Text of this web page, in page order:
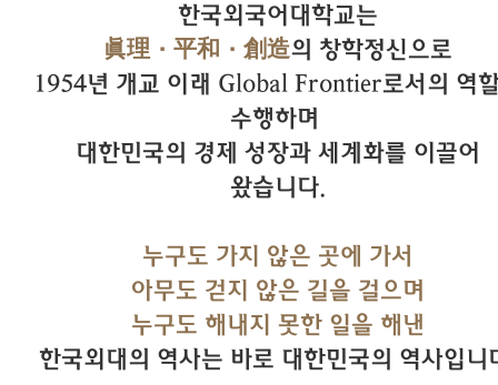
한국외국어대학교는
眞理·平和·創造의 창학정신으로
1954년 개교 이래 Global Frontier로서의 역
수행하며
대한민국의 경제 성장과 세계화를 이끌어
왔습니다.
누구도 가지 않은 곳에 가서
아무도 걷지 않은 길을 걸으며
누구도 해내지 못한 일을 해낸
한국외대의 역사는 바로 대한민국의 역사입니